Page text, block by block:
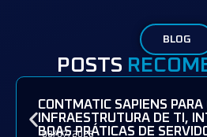
BLOG
POSTS
CONTMATIC SAPIENS
INFRAESTRUTURA DE TI,
BOAS PRÁTICAS DE
08/07/2026